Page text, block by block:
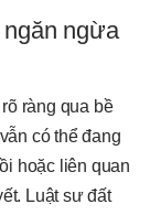
ngăn ngừa
ràng qua bề
có thể đang
hoặc liên quan
Luật sư đất